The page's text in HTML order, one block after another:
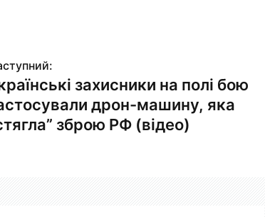
захисники на полі бою
дрон-машину, яка
зброю РФ (відео)